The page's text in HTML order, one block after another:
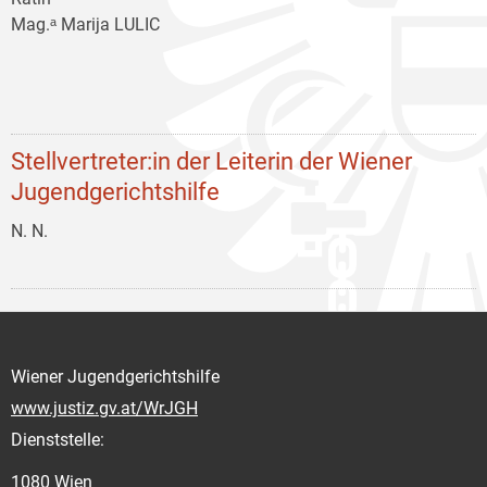
Mag.ᵃ Marija LULIC
Stellvertreter:in der Leiterin der Wiener
Jugendgerichtshilfe
N. N.
Wiener Jugendgerichtshilfe
www.justiz.gv.at/WrJGH
Dienststelle:
1080 Wien